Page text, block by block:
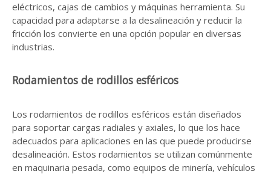
eléctricos, cajas de cambios y máquinas herramienta. Su
capacidad para adaptarse a la desalineación y reducir la
fricción los convierte en una opción popular en diversas
industrias.
Rodamientos de rodillos esféricos
Los rodamientos de rodillos esféricos están diseñados
para soportar cargas radiales y axiales, lo que los hace
adecuados para aplicaciones en las que puede producirse
desalineación. Estos rodamientos se utilizan comúnmente
en maquinaria pesada, como equipos de minería, vehículos